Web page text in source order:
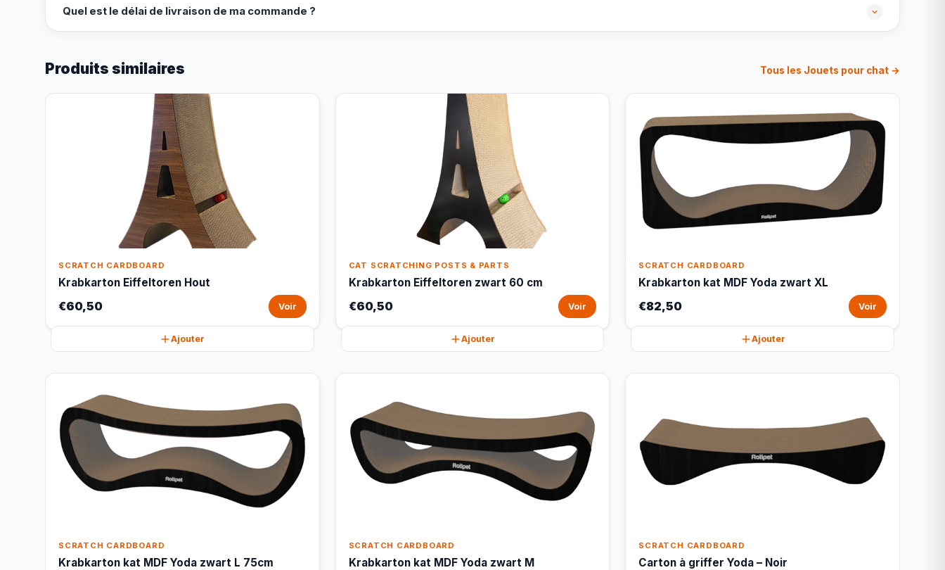
Quel est le délai de livraison de ma commande ?
Produits similaires Tous les Jouets pour chat →
SCRATCH CARDBOARD
Krabkarton Eiffeltoren Hout
€60,50 Voir
Ajouter
CAT SCRATCHING POSTS & PARTS
Krabkarton Eiffeltoren zwart 60 cm
€60,50 Voir
Ajouter
SCRATCH CARDBOARD
Krabkarton kat MDF Yoda zwart XL
€82,50 Voir
Ajouter
SCRATCH CARDBOARD
Krabkarton kat MDF Yoda zwart L 75cm
SCRATCH CARDBOARD
Krabkarton kat MDF Yoda zwart M
SCRATCH CARDBOARD
Carton à griffer Yoda – Noir